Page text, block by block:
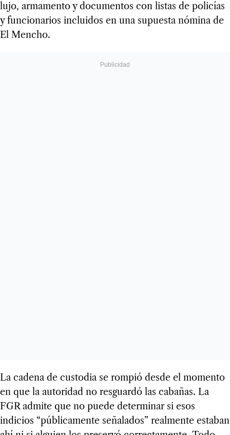
lujo, armamento y documentos con listas de policías
y funcionarios incluidos en una supuesta nómina de
El Mencho.
La cadena de custodia se rompió desde el momento
en que la autoridad no resguardó las cabañas. La
FGR admite que no puede determinar si esos
indicios “públicamente señalados” realmente estaban